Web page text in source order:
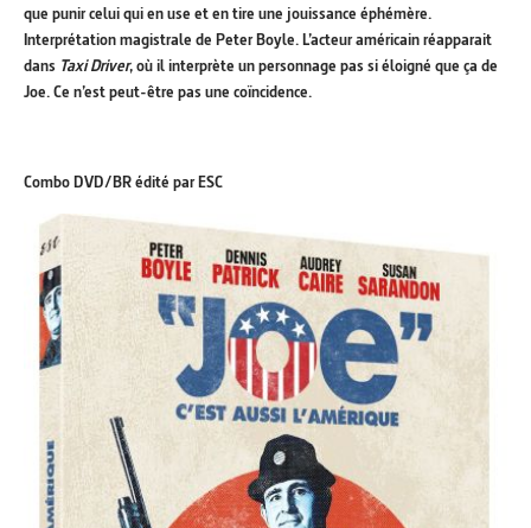
que punir celui qui en use et en tire une jouissance éphémère.
Interprétation magistrale de Peter Boyle. L’acteur américain réapparait
dans Taxi Driver, où il interprète un personnage pas si éloigné que ça de
Joe. Ce n’est peut-être pas une coïncidence.
Combo DVD/BR édité par ESC